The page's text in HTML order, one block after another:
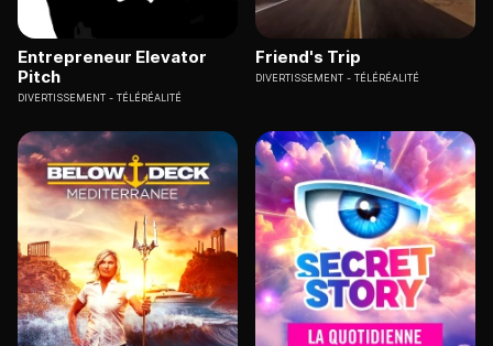
Entrepreneur Elevator
Pitch
DIVERTISSEMENT TÉLÉRÉALITÉ
Friend's Trip
DIVERTISSEMENT TÉLÉRÉALITÉ